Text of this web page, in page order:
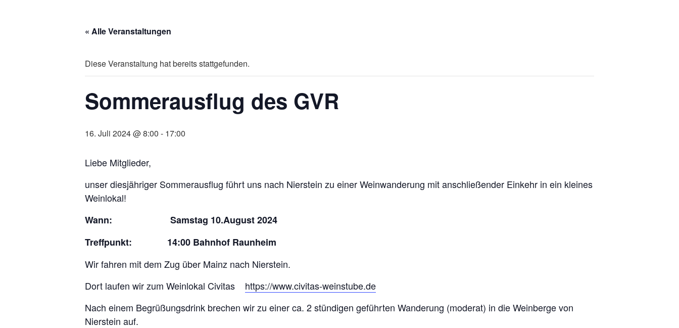
« Alle Veranstaltungen
Diese Veranstaltung hat bereits stattgefunden.
Sommerausflug des GVR
16. Juli 2024 @ 8:00 - 17:00
Liebe Mitglieder,
unser diesjähriger Sommerausflug führt uns nach Nierstein zu einer Weinwanderung mit anschließender Einkehr in ein kleines
Weinlokal!
Wann: Samstag 10.August 2024
Treffpunkt: 14:00 Bahnhof Raunheim
Wir fahren mit dem Zug über Mainz nach Nierstein.
Dort laufen wir zum Weinlokal Civitas https://www.civitas-weinstube.de
Nach einem Begrüßungsdrink brechen wir zu einer ca. 2 stündigen geführten Wanderung (moderat) in die Weinberge von
Nierstein auf.